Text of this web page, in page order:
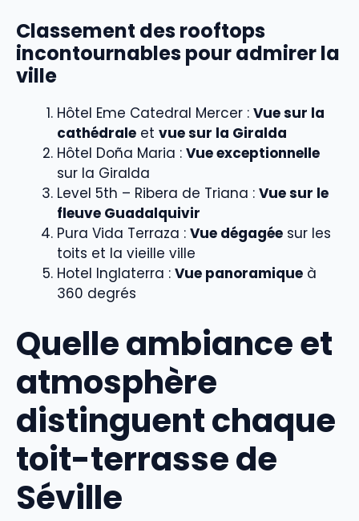
Classement des rooftops
incontournables pour admirer la
ville
Hôtel Eme Catedral Mercer : Vue sur la
cathédrale et vue sur la Giralda
Hôtel Doña Maria : Vue exceptionnelle
sur la Giralda
Level 5th – Ribera de Triana : Vue sur le
fleuve Guadalquivir
Pura Vida Terraza : Vue dégagée sur les
toits et la vieille ville
Hotel Inglaterra : Vue panoramique à
360 degrés
Quelle ambiance et
atmosphère
distinguent chaque
toit-terrasse de
Séville